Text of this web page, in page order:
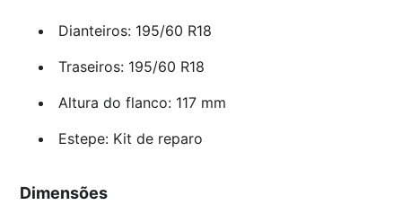
Dianteiros: 195/60 R18
Traseiros: 195/60 R18
Altura do flanco: 117 mm
Estepe: Kit de reparo
Dimensões